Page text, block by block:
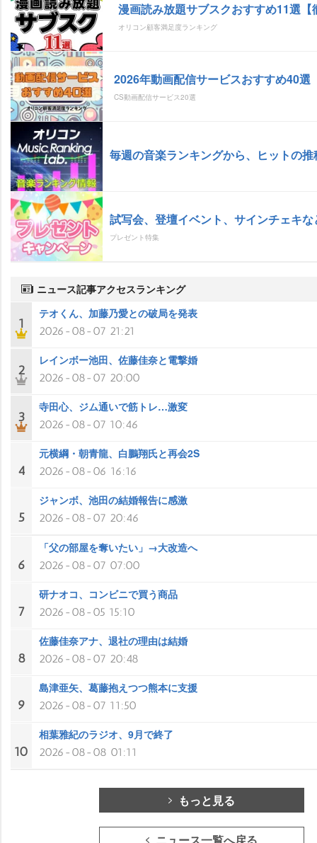
漫画読み放題サブスクおすすめ11選【
オリコン顧客満足度ランキング
2026年動画配信サービスおすすめ40選
CS動画配信サービス20選
毎週の音楽ランキングから、ヒットの
試写会、登壇イベント、サインチェキ
プレゼント特集
ニュース記事アクセスランキング
1
テオくん、加藤乃愛との破局を発表
2026-08-07 21:21
2
レインボー池田、佐藤佳奈と電撃婚
2026-08-07 20:00
3
寺田心、ジム通いで筋トレ…激変
2026-08-07 10:46
4
元横綱・朝青龍、白鵬翔氏と再会2S
2026-08-06 16:16
5
ジャンボ、池田の結婚報告に感激
2026-08-07 20:46
6
「父の部屋を奪いたい」→大改造へ
2026-08-07 07:00
7
研ナオコ、コンビニで買う商品
2026-08-05 15:10
8
佐藤佳奈アナ、退社の理由は結婚
2026-08-07 20:48
9
島津亜矢、葛藤抱えつつ熊本に支援
2026-08-07 11:50
10
相葉雅紀のラジオ、9月で終了
2026-08-08 01:11
もっと見る